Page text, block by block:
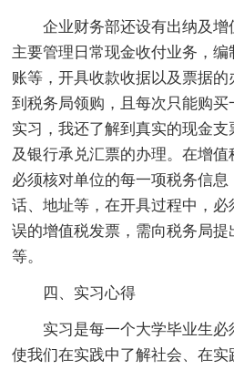
企业财务部还设有出纳及
主要管理日常现金收付业务，
账等，开具收款收据以及票据
到税务局领购，且每次只能购
实习，我还了解到真实的现金
及银行承兑汇票的办理。在增值
必须核对单位的每一项税务信
话、地址等，在开具过程中，
误的增值税发票，需向税务局
等。
四、实习心得
实习是每一个大学毕业生
使我们在实践中了解社会、在